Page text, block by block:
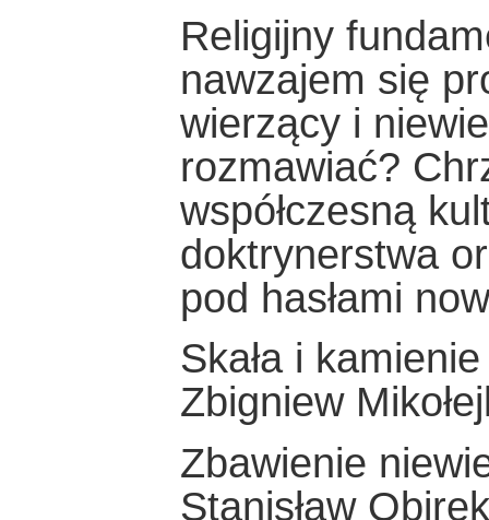
Religijny
nawzajem się
wierzący i
rozmawiać?
współczesną
doktrynerstwa
pod hasłami
Skała i kamienie
Zbigniew
Zbawienie
Stanisław Obirek